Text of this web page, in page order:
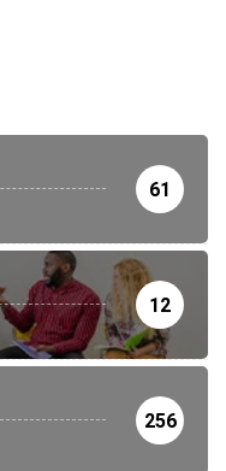
61
12
256